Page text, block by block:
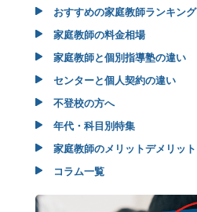
おすすめの家庭教師ランキング
家庭教師の料金相場
家庭教師と個別指導塾の違い
センターと個人契約の違い
不登校の方へ
年代・科目別特集
家庭教師のメリットデメリット
コラム一覧